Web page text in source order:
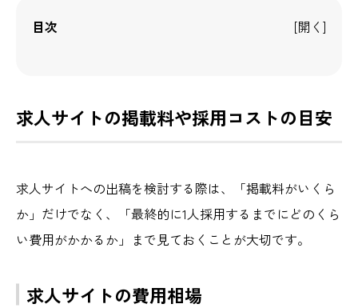
目次
求人サイトの掲載料や採用コストの目安
求人サイトへの出稿を検討する際は、「掲載料がいくら
か」だけでなく、「最終的に1人採用するまでにどのくら
い費用がかかるか」まで見ておくことが大切です。
求人サイトの費用相場